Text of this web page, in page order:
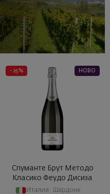
- 25% НОВО
Спуманте Брут Методо
Класико Феудо Дисиза
Италия Шардоне